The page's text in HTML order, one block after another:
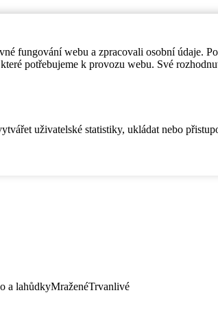
fungování webu a zpracovali osobní údaje.
potřebujeme k provozu webu. Své
uživatelské statistiky, ukládat nebo
a lahůdkyMraženéTrvanlivé